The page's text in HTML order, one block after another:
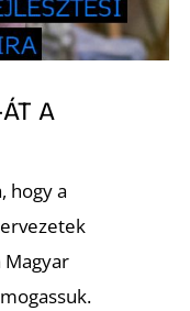
A
hogy a
Magyar